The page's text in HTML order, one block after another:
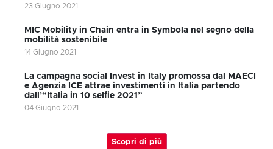
23 Giugno 2021
MIC Mobility in Chain entra in Symbola nel segno della
mobilità sostenibile
14 Giugno 2021
La campagna social Invest in Italy promossa dal MAECI
e Agenzia ICE attrae investimenti in Italia partendo
dall’“Italia in 10 selfie 2021”
04 Giugno 2021
Scopri di più